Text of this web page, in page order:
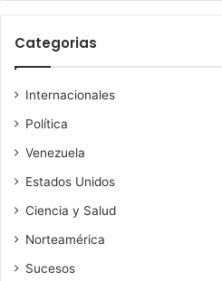
Categorias
Internacionales
Política
Venezuela
Estados Unidos
Ciencia y Salud
Norteamérica
Sucesos